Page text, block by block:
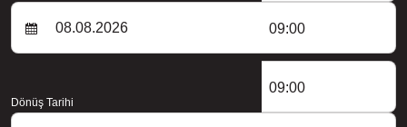
09:00
Dönüş Tarihi
09:00